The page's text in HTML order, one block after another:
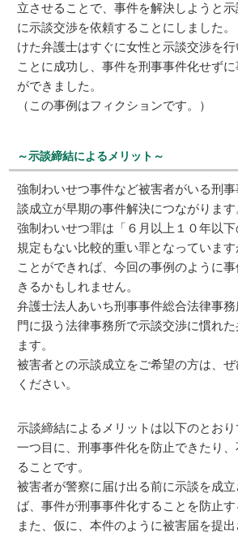
立させることで、事件を解決しようと
に示談交渉を依頼することにしました
けた弁護士はすぐに女性と示談交渉を
ことに成功し、事件を刑事事件化せず
ができました。
（この事例はフィクションです。）
～示談締結によるメリット～
強制わいせつ事件など被害者がいる刑
談成立が早期の事件解決につながります
強制わいせつ罪は「６月以上１０年以
規定もない比較的重い罪となっていま
ことができれば、今回の事例のように
きるかもしれません。
弁護士法人あいち刑事事件総合法律事
門に扱う法律事務所で示談交渉に慣れ
ます。
被害者との示談成立をご希望の方は、
ください。
示談締結によるメリットは以下のとおり
一つ目に、刑事事件化を防止できたり
ることです。
被害者が警察に届け出る前に示談を成
ば、事件が刑事事件化することを防止す
また、仮に、本件のように被害届を提